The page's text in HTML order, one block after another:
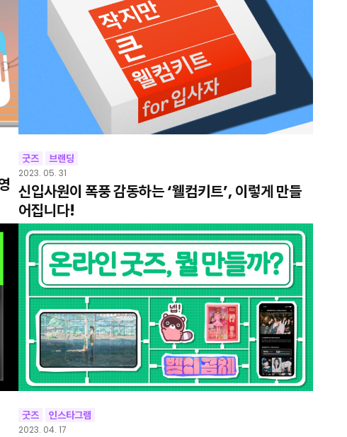
굿즈 브랜딩
2023. 05. 31
신입사원이 폭풍 감동하는 ‘웰컴키트’, 이렇게 만들
어집니다!
굿즈 인스타그램
2023. 04. 17